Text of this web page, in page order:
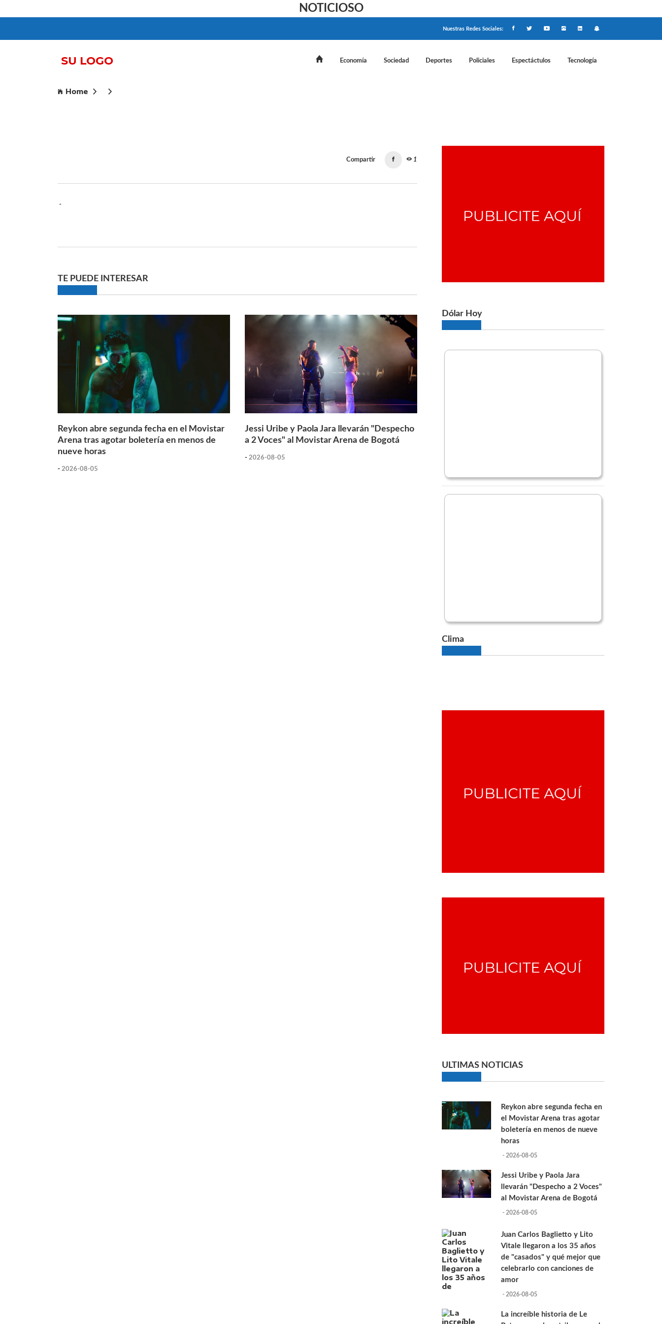
NOTICIOSO
Nuestras Redes Sociales:
Economía Sociedad Deportes Policiales Espectáctulos Tecnología
Home
Compartir 1
-
TE PUEDE INTERESAR
Reykon abre segunda fecha en el Movistar
Arena tras agotar boletería en menos de
nueve horas
- 2026-08-05
Jessi Uribe y Paola Jara llevarán "Despecho
a 2 Voces" al Movistar Arena de Bogotá
- 2026-08-05
Dólar Hoy
Clima
ULTIMAS NOTICIAS
Reykon abre segunda fecha en
el Movistar Arena tras agotar
boletería en menos de nueve
horas
- 2026-08-05
Jessi Uribe y Paola Jara
llevarán "Despecho a 2 Voces"
al Movistar Arena de Bogotá
- 2026-08-05
Juan Carlos Baglietto y Lito
Vitale llegaron a los 35 años
de "casados" y qué mejor que
celebrarlo con canciones de
amor
- 2026-08-05
La increíble historia de Le